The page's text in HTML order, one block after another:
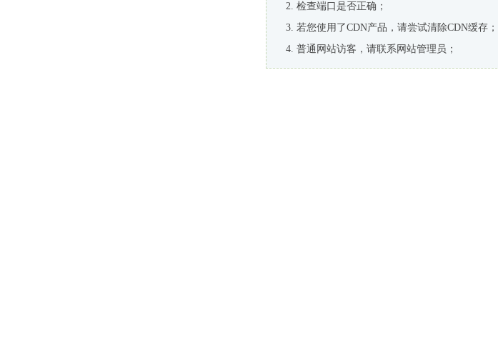
检查端口是否正确；
若您使用了CDN产品，请尝试清除CDN缓存；
普通网站访客，请联系网站管理员；